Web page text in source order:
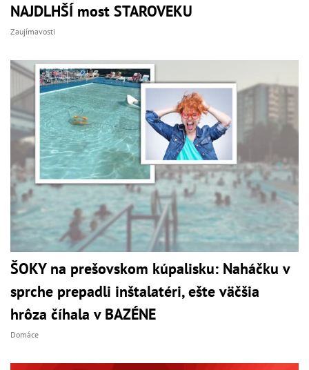
NAJDLHŠÍ most STAROVEKU
Zaujímavosti
ŠOKY na prešovskom kúpalisku: Naháčku v
sprche prepadli inštalatéri, ešte väčšia
hrôza číhala v BAZÉNE
Domáce